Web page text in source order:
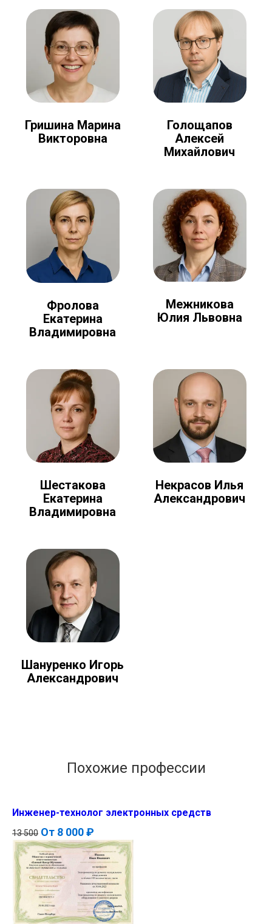
Гришина Марина
Викторовна
Голощапов
Алексей
Михайлович
Фролова
Екатерина
Владимировна
Межникова
Юлия Львовна
Шестакова
Екатерина
Владимировна
Некрасов Илья
Александрович
Шануренко Игорь
Александрович
Похожие профессии
Инженер-технолог электронных средств
13 500 От 8 000 ₽